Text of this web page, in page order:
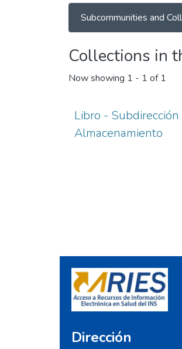
Subcommunities and
Collections in
Now showing 1 - 1 of 1
Libro -
Almacenamiento
Dirección